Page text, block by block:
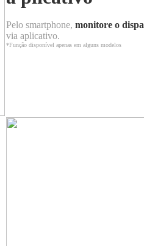
Pelo smartphone, monitore o
via aplicativo.
*Função disponível apenas em alguns modelos